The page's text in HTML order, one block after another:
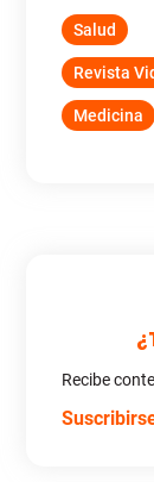
Salud
Revista
Medicina
Recibe